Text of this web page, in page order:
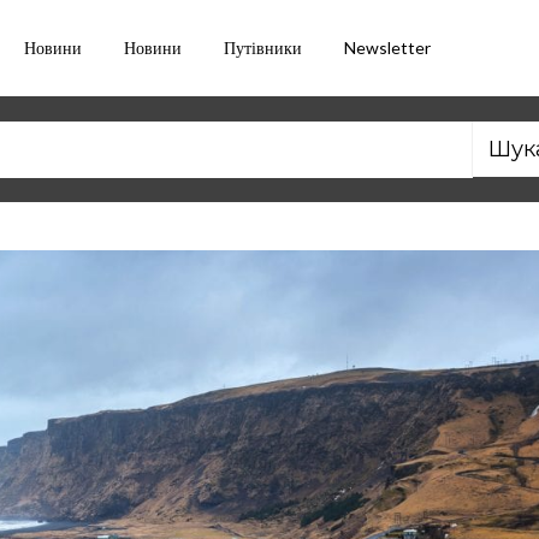
Новини Новини Путівники Newsletter